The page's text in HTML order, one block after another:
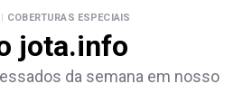
| COBERTURAS ESPECIAIS
jota.info
da semana em nosso